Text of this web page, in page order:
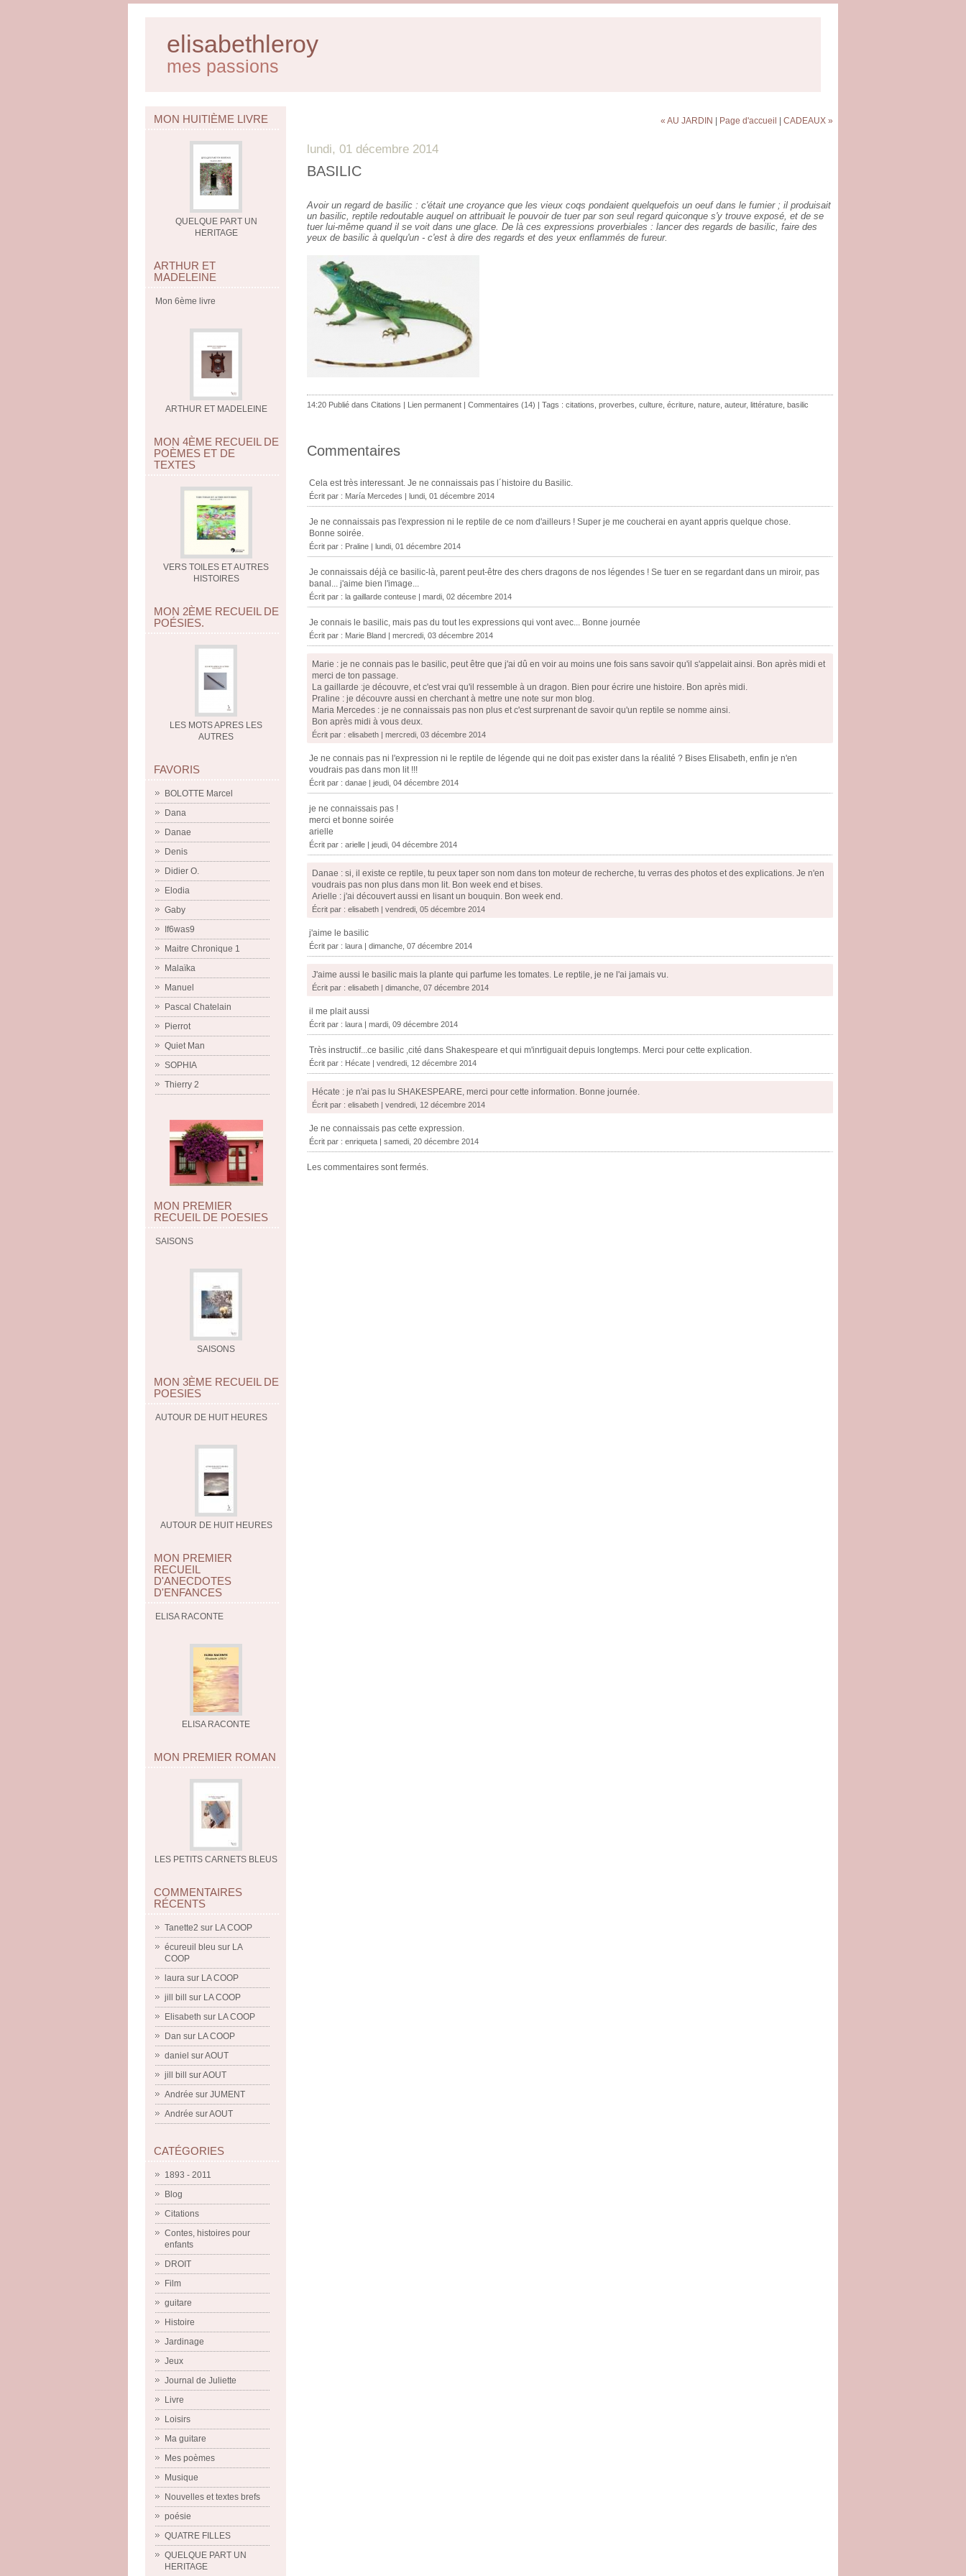
elisabethleroy
mes passions
MON HUITIÈME LIVRE
QUELQUE PART UN
HERITAGE
ARTHUR ET
MADELEINE
Mon 6ème livre
ARTHUR ET MADELEINE
MON 4ÈME RECUEIL DE
POÈMES ET DE
TEXTES
VERS TOILES ET AUTRES
HISTOIRES
MON 2ÈME RECUEIL DE
POÉSIES.
LES MOTS APRES LES
AUTRES
FAVORIS
BOLOTTE Marcel
Dana
Danae
Denis
Didier O.
Elodia
Gaby
If6was9
Maitre Chronique 1
Malaïka
Manuel
Pascal Chatelain
Pierrot
Quiet Man
SOPHIA
Thierry 2
MON PREMIER
RECUEIL DE POESIES
SAISONS
SAISONS
MON 3ÈME RECUEIL DE
POESIES
AUTOUR DE HUIT HEURES
AUTOUR DE HUIT HEURES
MON PREMIER
RECUEIL
D'ANECDOTES
D'ENFANCES
ELISA RACONTE
ELISA RACONTE
MON PREMIER ROMAN
LES PETITS CARNETS BLEUS
COMMENTAIRES
RÉCENTS
Tanette2 sur LA COOP
écureuil bleu sur LA
COOP
laura sur LA COOP
jill bill
sur LA COOP
Elisabeth sur LA COOP
Dan sur LA COOP
daniel surAOUT
jill bill
surAOUT
Andrée sur JUMENT
Andrée surAOUT
CATÉGORIES
1893 - 2011
Blog
Citations
Contes, histoires pour
enfants
DROIT
Film
guitare
Histoire
Jardinage
Jeux
Journal de Juliette
Livre
Loisirs
Ma guitare
Mes poèmes
Musique
Nouvelles et textes brefs
poésie
QUATRE FILLES
QUELQUE PART UN
HERITAGE
« AU JARDIN Page d'accueil CADEAUX »
lundi, 01 décembre 2014
BASILIC
Avoir un regard de basilic : c'était une croyance que les vieux coqs pondaient quelquefois un oeuf dans le fumier ; il produisait
un basilic, reptile redoutable auquel on attribuait le pouvoir de tuer par son seul regard quiconque s'y trouve exposé, et de se
tuer lui-même quand il se voit dans une glace. De là ces expressions proverbiales : lancer des regards de basilic, faire des
yeux de basilic à quelqu'un - c'est à dire des regards et des yeux enflammés de fureur.
14:20 Publié dans Citations | Lien permanent | Commentaires (14) | Tags : citations proverbes culture écriture nature auteur, littérature basilic
Commentaires
Cela est très interessant. Je ne connaissais pas l´histoire du Basilic.
Écrit par : María Mercedes | lundi, 01 décembre 2014
Je ne connaissais pas l'expression ni le reptile de ce nom d'ailleurs ! Super je me coucherai en ayant appris quelque chose.
Bonne soirée.
Écrit par : Praline | lundi, 01 décembre 2014
Je connaissais déjà ce basilic-là, parent peut-être des chers dragons de nos légendes ! Se tuer en se regardant dans un miroir, pas
banal... j'aime bien l'image...
Écrit par : la gaillarde conteuse | mardi, 02 décembre 2014
Je connais le basilic, mais pas du tout les expressions qui vont avec... Bonne journée
Écrit par : Marie Bland | mercredi, 03 décembre 2014
Marie : je ne connais pas le basilic, peut être que j'ai dû en voir au moins une fois sans savoir qu'il s'appelait ainsi. Bon après midi et
merci de ton passage.
La gaillarde :je découvre, et c'est vrai qu'il ressemble à un dragon. Bien pour écrire une histoire. Bon après midi.
Praline : je découvre aussi en cherchant à mettre une note sur mon blog.
Maria Mercedes : je ne connaissais pas non plus et c'est surprenant de savoir qu'un reptile se nomme ainsi.
Bon après midi à vous deux.
Écrit par : elisabeth | mercredi, 03 décembre 2014
Je ne connais pas ni l'expression ni le reptile de légende qui ne doit pas exister dans la réalité ? Bises Elisabeth, enfin je n'en
voudrais pas dans mon lit !!!
Écrit par : danae | jeudi, 04 décembre 2014
je ne connaissais pas !
merci et bonne soirée
arielle
Écrit par : arielle | jeudi, 04 décembre 2014
Danae : si, il existe ce reptile, tu peux taper son nom dans ton moteur de recherche, tu verras des photos et des explications. Je n'en
voudrais pas non plus dans mon lit. Bon week end et bises.
Arielle : j'ai découvert aussi en lisant un bouquin. Bon week end.
Écrit par : elisabeth | vendredi, 05 décembre 2014
j'aime le basilic
Écrit par : laura | dimanche, 07 décembre 2014
J'aime aussi le basilic mais la plante qui parfume les tomates. Le reptile, je ne l'ai jamais vu.
Écrit par : elisabeth | dimanche, 07 décembre 2014
il me plait aussi
Écrit par : laura | mardi, 09 décembre 2014
Très instructif...ce basilic ,cité dans Shakespeare et qui m'inrtiguait depuis longtemps. Merci pour cette explication.
Écrit par : Hécate | vendredi, 12 décembre 2014
Hécate : je n'ai pas lu SHAKESPEARE, merci pour cette information. Bonne journée.
Écrit par : elisabeth | vendredi, 12 décembre 2014
Je ne connaissais pas cette expression.
Écrit par : enriqueta | samedi, 20 décembre 2014
Les commentaires sont fermés.